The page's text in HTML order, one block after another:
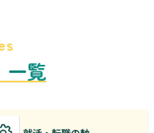
一覧